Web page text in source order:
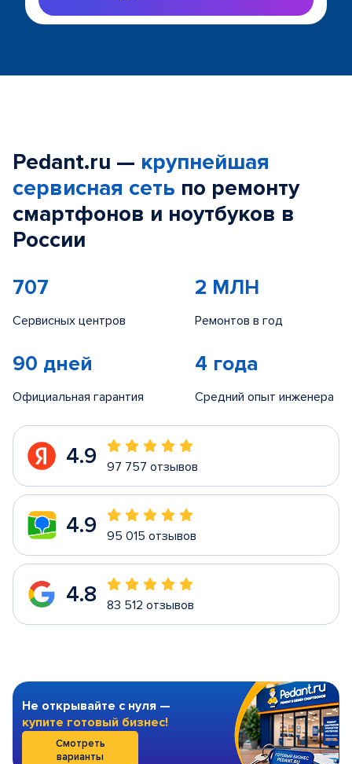
Pedant.ru — крупнейшая
сервисная сеть по ремонту
смартфонов и ноутбуков в
России
707
Сервисных центров
2 МЛН
Ремонтов в год
90 дней
Официальная гарантия
4 года
Средний опыт инженера
4.9 97 757 отзывов
4.9 95 015 отзывов
4.8 83 512 отзывов
Не открывайте с нуля —
купите готовый бизнес!
Смотреть
варианты